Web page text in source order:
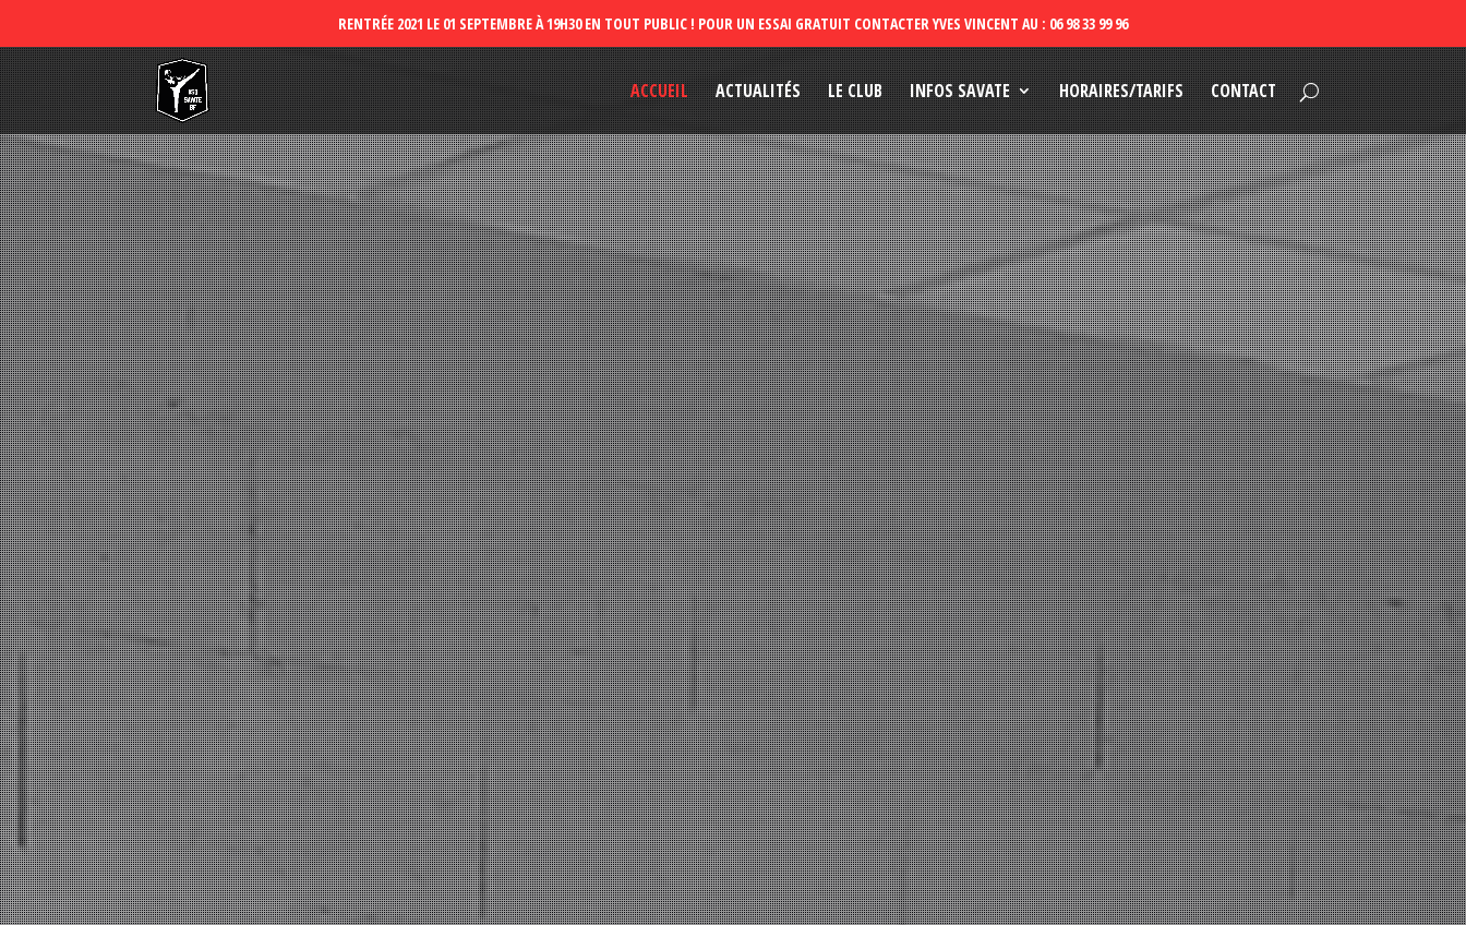
ACCUEIL ACTUALITÉS LE CLUB INFOS SAVATE HORAIRES/TARIFS CONTACT